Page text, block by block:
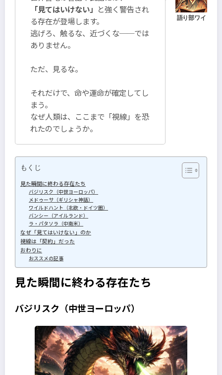
「見てはいけない」 と強く警告され
る存在が登場します。
逃げろ、触るな、近づくな──では
ありません。
ただ、見るな。
それだけで、命や運命が確定してし
まう。
なぜ人類は、ここまで「視線」を恐
れたのでしょうか。
もくじ
見た瞬間に終わる存在たち
バジリスク（中世ヨーロッパ）
メドゥーサ（ギリシャ神話）
ワイルドハント（北欧・ドイツ圏）
バンシー（アイルランド）
ラ・パタソラ（中南米）
なぜ「見てはいけない」のか
視線は「契約」だった
おわりに
おススメの記事
見た瞬間に終わる存在たち
バジリスク（中世ヨーロッパ）